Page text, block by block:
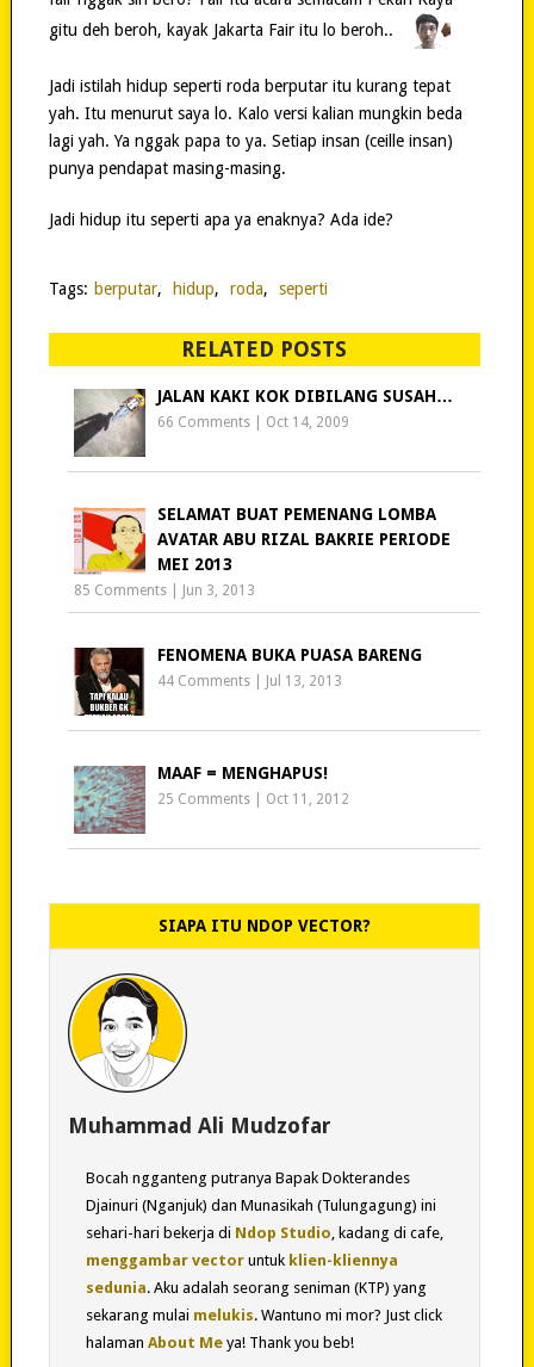
gitu deh beroh, kayak Jakarta Fair itu lo beroh..
Jadi istilah hidup seperti roda berputar itu kurang tepat
yah. Itu menurut saya lo. Kalo versi kalian mungkin beda
lagi yah. Ya nggak papa to ya. Setiap insan (ceille insan)
punya pendapat masing-masing.
Jadi hidup itu seperti apa ya enaknya? Ada ide?
Tags: berputar, hidup, roda, seperti
RELATED POSTS
JALAN KAKI KOK DIBILANG SUSAH…
66 Comments Oct 14, 2009
SELAMAT BUAT PEMENANG LOMBA
AVATAR ABU RIZAL BAKRIE PERIODE
MEI 2013
85 Comments Jun 3, 2013
FENOMENA BUKA PUASA BARENG
44 Comments Jul 13, 2013
MAAF = MENGHAPUS!
25 Comments Oct 11, 2012
SIAPA ITU NDOP VECTOR?
Muhammad Ali Mudzofar
Bocah ngganteng putranya Bapak Dokterandes
Djainuri (Nganjuk) dan Munasikah (Tulungagung) ini
sehari-hari bekerja di Ndop Studio , kadang di cafe,
menggambar vectoruntuk klien-kliennya
sedunia. Aku adalah seorang seniman (KTP) yang
sekarang mulai melukis. Wantuno mi mor? Just click
halaman About Meya! Thank you beb!